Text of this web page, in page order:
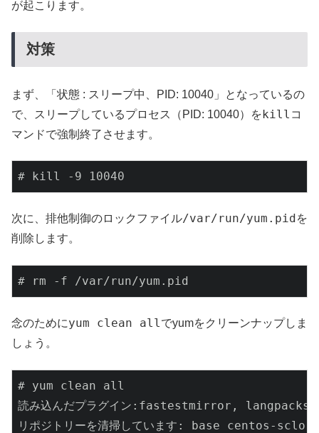
が起こります。
対策
まず、「状態 : スリープ中、PID: 10040」となっているの
で、スリープしているプロセス（PID: 10040）をkill コ
マンドで強制終了させます。
# kill -9 10040
次に、排他制御のロックファイル/var/run/yum.pid を
削除します。
# rm -f /var/run/yum.pid
念のためにyum clean allでyumをクリーンナップしま
しょう。
# yum clean all
読み込んだプラグイン:fastestmirror, langpacks
リポジトリーを清掃しています: base centos-